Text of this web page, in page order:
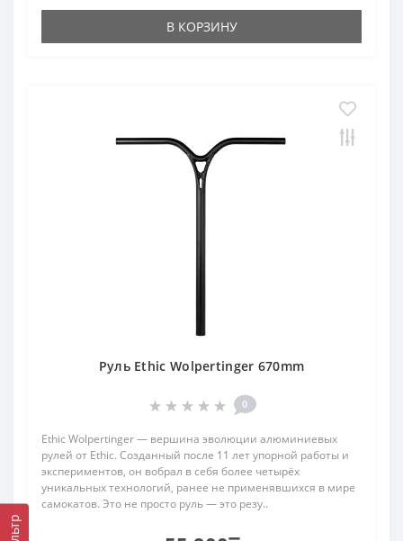
В КОРЗИНУ
Руль Ethic Wolpertinger 670mm
0
Ethic Wolpertinger — вершина эволюции алюминиевых
рулей от Ethic. Созданный после 11 лет упорной работы и
экспериментов, он вобрал в себя более четырёх
уникальных технологий, ранее не применявшихся в мире
самокатов. Это не просто руль — это резу..